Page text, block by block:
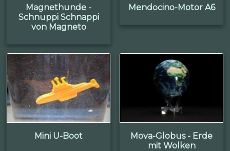
Magnethunde -
Schnuppi Schnappi
von Magneto
Mendocino-Motor A6
Mini U-Boot
Mova-Globus - Erde
mit Wolken